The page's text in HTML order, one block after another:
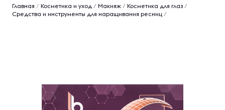
Главная / Косметика и уход / Макияж / Косметика для глаз /
Средства и инструменты для наращивания ресниц /